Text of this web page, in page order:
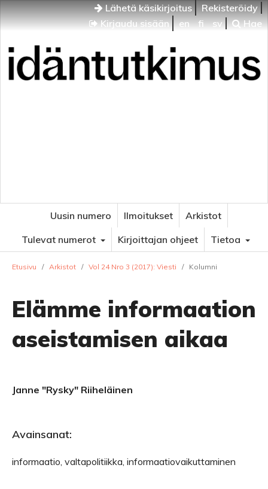
Lähetä käsikirjoitus
Rekisteröidy
Kirjaudu sisään
en fi sv Hae
Uusin numero Ilmoitukset
Arkistot
Tulevat numerot
Kirjoittajan ohjeet Tietoa
Etusivu / Arkistot / Vol 24 Nro 3 (2017): Viesti / Kolumni
Elämme informaation
aseistamisen aikaa
Janne "Rysky" Riiheläinen
Avainsanat:
informaatio, valtapolitiikka, informaatiovaikuttaminen